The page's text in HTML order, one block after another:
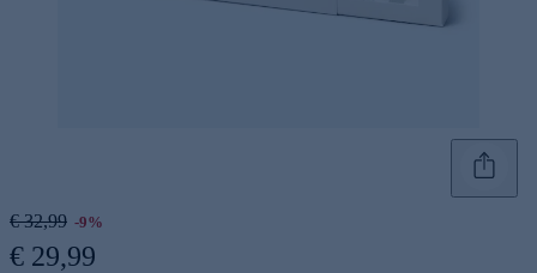
€ 32,99 -9%
€ 29,99